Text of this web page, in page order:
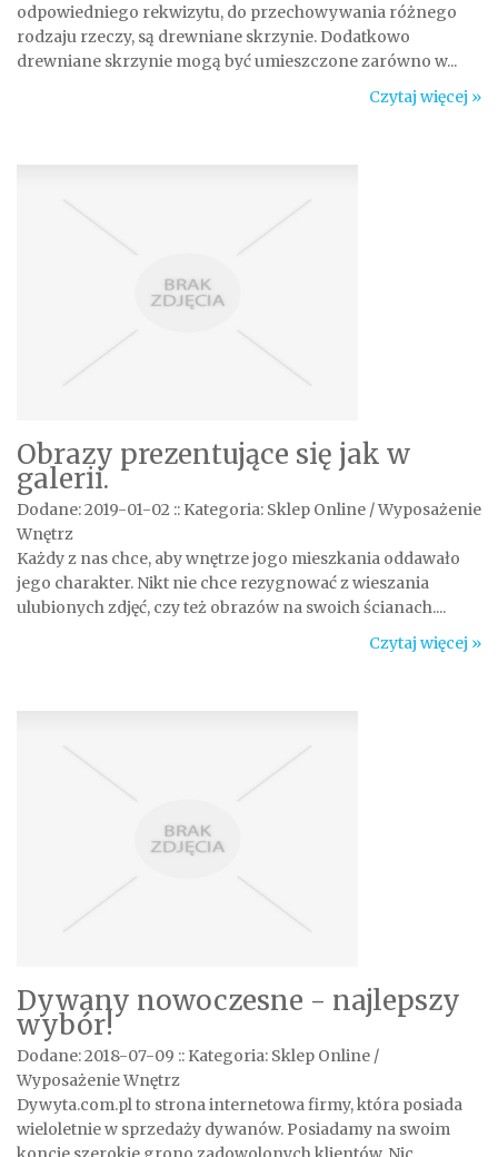
odpowiedniego rekwizytu, do przechowywania różnego
rodzaju rzeczy, są drewniane skrzynie. Dodatkowo
drewniane skrzynie mogą być umieszczone zarówno w...
Czytaj więcej »
Obrazy prezentujące się jak w
galerii.
Dodane: 2019-01-02 :: Kategoria: Sklep Online / Wyposażenie
Wnętrz
Każdy z nas chce, aby wnętrze jogo mieszkania oddawało
jego charakter. Nikt nie chce rezygnować z wieszania
ulubionych zdjęć, czy też obrazów na swoich ścianach....
Czytaj więcej »
Dywany nowoczesne - najlepszy
wybór!
Dodane: 2018-07-09 :: Kategoria: Sklep Online /
Wyposażenie Wnętrz
Dywyta.com.pl to strona internetowa firmy, która posiada
wieloletnie w sprzedaży dywanów. Posiadamy na swoim